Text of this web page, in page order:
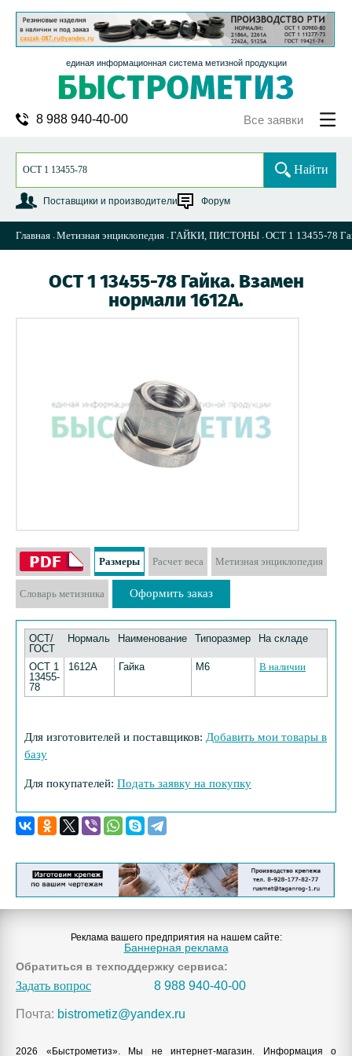
единая информационная система метизной продукции
8 988 940-40-00 Все заявки
Поставщики и производители Форум
Найти
Главная Метизная энциклопедия ГАЙКИ, ПИСТОНЫ ОСТ 1 13455-78
ОСТ 1 13455-78 Гайка. Взамен
нормали 1612А.
Размеры Расчет веса Метизная энциклопедия
Словарь метизника Оформить заказ
ОСТ/
ГОСТ
Нормаль Наименование Типоразмер На складе
ОСТ 1
13455-
78
1612А Гайка М6 В наличии
Для изготовителей и поставщиков: Добавить мои товары в
базу
Для покупателей: Подать заявку на покупку
Реклама вашего предприятия на нашем сайте:
Баннерная реклама
Обратиться в техподдержку сервиса:
Задать вопрос 8 988 940-40-00
Почта: bistrometiz@yandex.ru
2026 «Быстрометиз». Мы не интернет-магазин. Информация о